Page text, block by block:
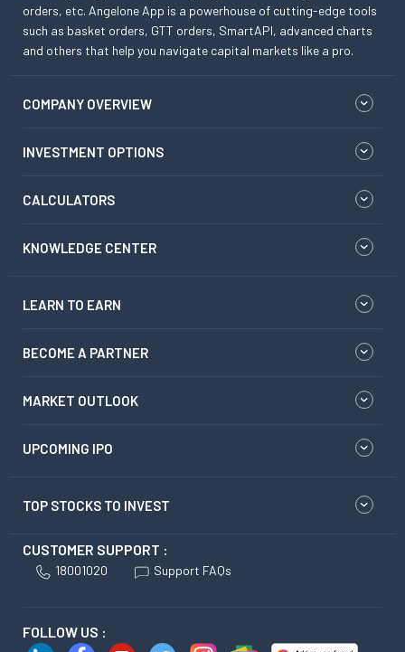
orders, etc. Angelone App is a powerhouse of cutting-edge tools
such as basket orders, GTT orders, SmartAPI, advanced charts
and others that help you navigate capital markets like a pro.
COMPANY OVERVIEW
INVESTMENT OPTIONS
CALCULATORS
KNOWLEDGE CENTER
LEARN TO EARN
BECOME A PARTNER
MARKET OUTLOOK
UPCOMING IPO
TOP STOCKS TO INVEST
CUSTOMER SUPPORT :
18001020 Support FAQs
FOLLOW US :